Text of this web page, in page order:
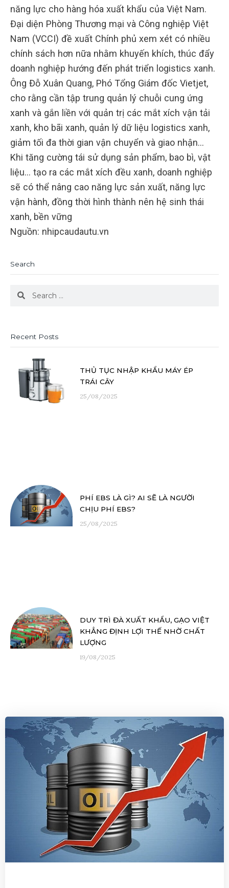
năng lực cho hàng hóa xuất khẩu của Việt Nam.
Đại diện Phòng Thương mại và Công nghiệp Việt
Nam (VCCI) đề xuất Chính phủ xem xét có nhiều
chính sách hơn nữa nhằm khuyến khích, thúc đẩy
doanh nghiệp hướng đến phát triển logistics xanh.
Ông Đỗ Xuân Quang, Phó Tổng Giám đốc Vietjet,
cho rằng cần tập trung quản lý chuỗi cung ứng
xanh và gắn liền với quản trị các mắt xích vận tải
xanh, kho bãi xanh, quản lý dữ liệu logistics xanh,
giảm tối đa thời gian vận chuyển và giao nhận…
Khi tăng cường tái sử dụng sản phẩm, bao bì, vật
liệu… tạo ra các mắt xích đều xanh, doanh nghiệp
sẽ có thể nâng cao năng lực sản xuất, năng lực
vận hành, đồng thời hình thành nên hệ sinh thái
xanh, bền vững
Nguồn: nhipcaudautu.vn
Search
Search
Recent Posts
THỦ TỤC NHẬP KHẨU MÁY ÉP
TRÁI CÂY
25/08/2025
PHÍ EBS LÀ GÌ? AI SẼ LÀ NGƯỜI
CHỊU PHÍ EBS?
25/08/2025
DUY TRÌ ĐÀ XUẤT KHẨU, GẠO VIỆT
KHẲNG ĐỊNH LỢI THẾ NHỜ CHẤT
LƯỢNG
19/08/2025